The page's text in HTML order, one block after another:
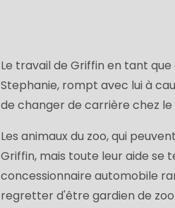
Le travail de Griffin en tant
Stephanie, rompt avec lui à
de changer de carrière chez
Les animaux du zoo, qui
Griffin, mais toute leur aide se
concessionnaire automobile
regretter d'être gardien de zoo.